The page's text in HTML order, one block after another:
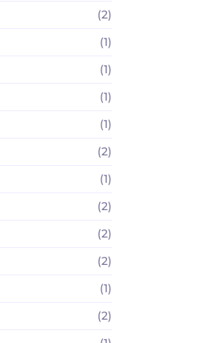
(2)
(1)
(1)
(1)
(1)
(2)
(1)
(2)
(2)
(2)
(1)
(2)